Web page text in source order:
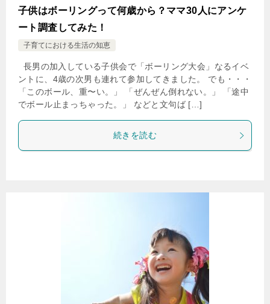
子供はボーリングって何歳から？ママ30人にアンケ
ート調査してみた！
子育てにおける生活の知恵
長男の加入している子供会で「ボーリング大会」なるイベ
ントに、4歳の次男も連れて参加してきました。 でも・・・
「このボール、重〜い。」 「ぜんぜん倒れない。」 「途中
でボール止まっちゃった。」 などと文句ば […]
続きを読む